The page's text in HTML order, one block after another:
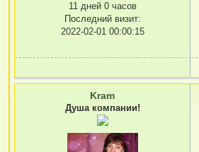
11 дней 0 часов
Последний визит:
2022-02-01 00:00:15
Kram
Душа компании!